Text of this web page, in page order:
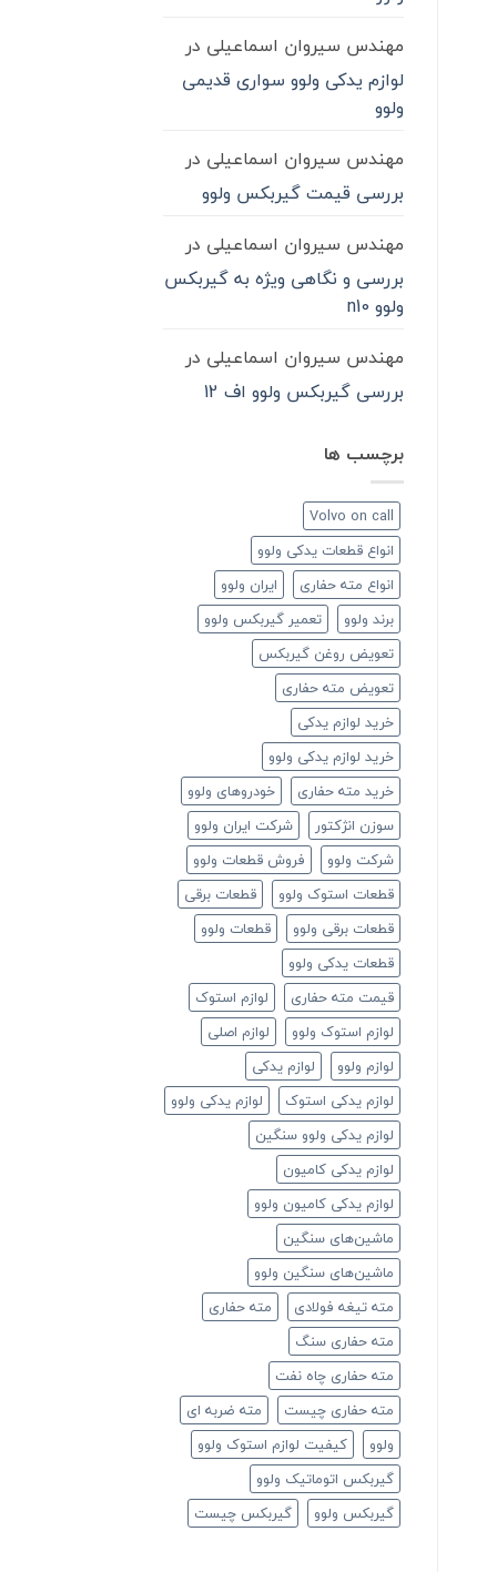
مهندس سیروان اسماعیلی در
لوازم یدکی ولوو سواری قدیمی
ولوو
مهندس سیروان اسماعیلی در
بررسی قیمت گیربکس ولوو
مهندس سیروان اسماعیلی در
بررسی و نگاهی ویژه به گیربکس
ولوو n10
مهندس سیروان اسماعیلی در
بررسی گیربکس ولوو اف 12
برچسب ها
Volvo on call
انواع قطعات یدکی ولوو
انواع مته حفاری
ایران ولوو
برند ولوو
تعمیر گیربکس ولوو
تعویض روغن گیربکس
تعویض مته حفاری
خرید لوازم یدکی
خرید لوازم یدکی ولوو
خرید مته حفاری
خودروهای ولوو
سوزن انژکتور
شرکت ایران ولوو
شرکت ولوو
فروش قطعات ولوو
قطعات استوک ولوو
قطعات برقی
قطعات برقی ولوو
قطعات ولوو
قطعات یدکی ولوو
قیمت مته حفاری
لوازم استوک
لوازم استوک ولوو
لوازم اصلی
لوازم ولوو
لوازم یدکی
لوازم یدکی استوک
لوازم یدکی ولوو
لوازم یدکی ولوو سنگین
لوازم یدکی کامیون
لوازم یدکی کامیون ولوو
ماشین‌های سنگین
ماشین‌های سنگین ولوو
مته تیغه فولادی
مته حفاری
مته حفاری سنگ
مته حفاری چاه نفت
مته حفاری چیست
مته ضربه ای
ولوو
کیفیت لوازم استوک ولوو
گیربکس اتوماتیک ولوو
گیربکس ولوو
گیربکس چیست